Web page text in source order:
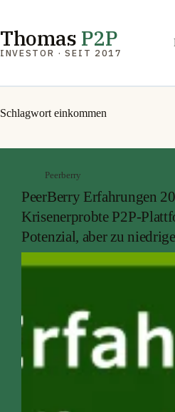
springen
Thomas P2P
INVESTOR · SEIT 2017
Schlagwort einkommen
Peerberry
PeerBerry Erfahrungen
Krisenerprobte P2P-
Potenzial, aber zu